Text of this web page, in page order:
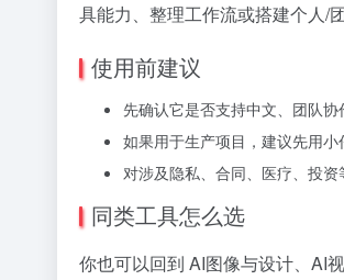
具能力、整理工作流或搭建个人/
使用前建议
先确认它是否支持中文、团队协
如果用于生产项目，建议先用小
对涉及隐私、合同、医疗、投资
同类工具怎么选
你也可以回到 AI图像与设计、AI